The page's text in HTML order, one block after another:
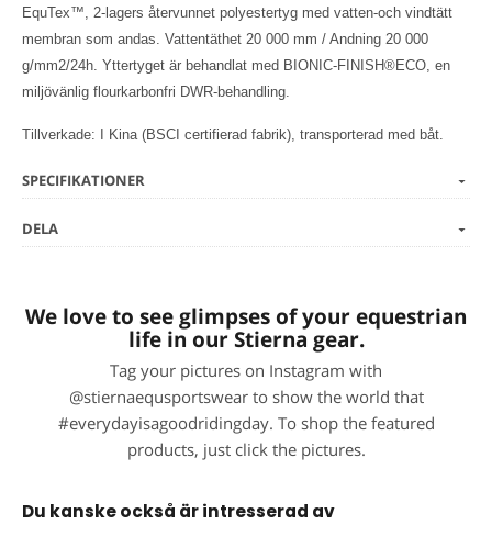
EquTex™, 2-lagers återvunnet polyestertyg med vatten-och vindtätt
membran som andas. Vattentäthet 20 000 mm / Andning 20 000
g/mm2/24h. Yttertyget är behandlat med BIONIC-FINISH®ECO, en
miljövänlig flourkarbonfri DWR-behandling.
Tillverkade: I Kina (BSCI certifierad fabrik), transporterad med båt.
SPECIFIKATIONER
DELA
We love to see glimpses of your equestrian
life in our Stierna gear.
Tag your pictures on Instagram with
@stiernaequsportswear to show the world that
#everydayisagoodridingday. To shop the featured
products, just click the pictures.
Du kanske också är intresserad av